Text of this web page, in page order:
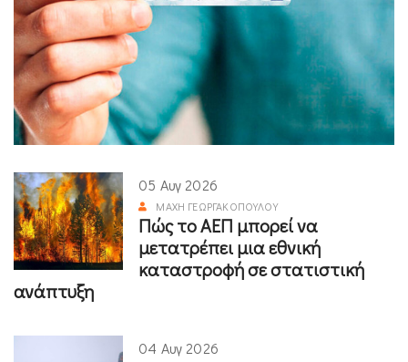
05 Αυγ 2026
ΜΆΧΗ ΓΕΩΡΓΑΚΟΠΟΎΛΟΥ
Πώς το ΑΕΠ μπορεί να
μετατρέπει μια εθνική
καταστροφή σε στατιστική
ανάπτυξη
04 Αυγ 2026